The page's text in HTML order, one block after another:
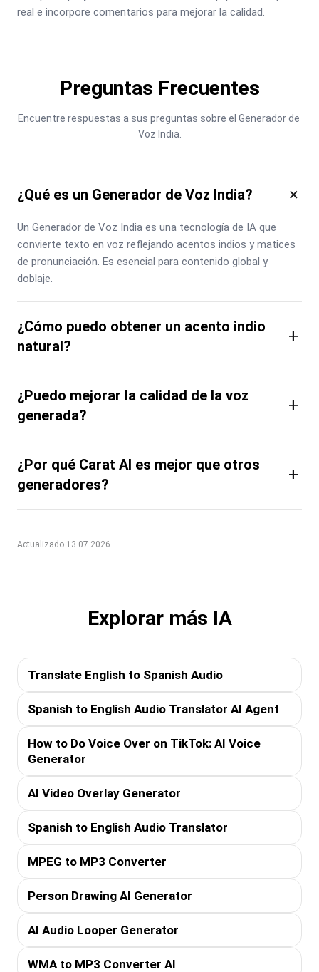
real e incorpore comentarios para mejorar la calidad.
Preguntas Frecuentes
Encuentre respuestas a sus preguntas sobre el Generador de
Voz India.
¿Qué es un Generador de Voz India? ×
Un Generador de Voz India es una tecnología de IA que
convierte texto en voz reflejando acentos indios y matices
de pronunciación. Es esencial para contenido global y
doblaje.
¿Cómo puedo obtener un acento indio
natural?
+
¿Puedo mejorar la calidad de la voz
generada?
+
¿Por qué Carat AI es mejor que otros
generadores?
+
Actualizado 13.07.2026
Explorar más IA
Translate English to Spanish Audio
Spanish to English Audio Translator AI Agent
How to Do Voice Over on TikTok: AI Voice
Generator
AI Video Overlay Generator
Spanish to English Audio Translator
MPEG to MP3 Converter
Person Drawing AI Generator
AI Audio Looper Generator
WMA to MP3 Converter AI